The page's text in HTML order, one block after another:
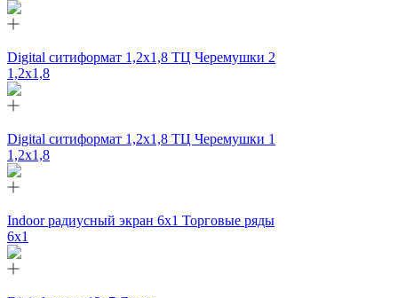
Digital ситиформат 1,2х1,8 ТЦ Черемушки 2
1,2x1,8
Digital ситиформат 1,2х1,8 ТЦ Черемушки 1
1,2x1,8
Indoor радиусный экран 6x1 Торговые ряды
6х1